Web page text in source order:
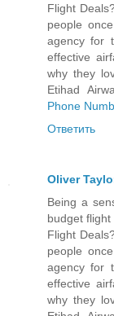
Flight
people
agency for
effective
why they
Etihad
Phone
Ответить
Oliver
Being a
budget
Flight
people
agency for
effective
why they